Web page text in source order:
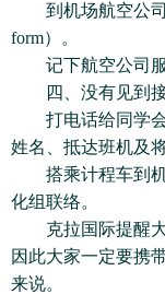
到机场航空公司
form）。
记下航空公司服
四、没有见到接
打电话给同学会
姓名、抵达班机及
搭乘计程车到机
化组联络。
克拉国际提醒大
因此大家一定要携
来说。